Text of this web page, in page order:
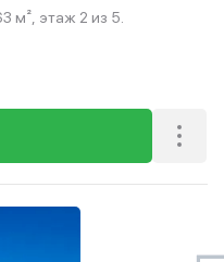
м², этаж 2 из 5.